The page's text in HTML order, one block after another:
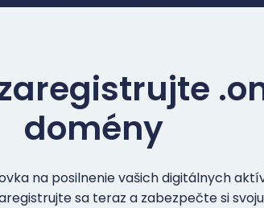
domény
na posilnenie vašich digitálnych
sa teraz a zabezpečte si